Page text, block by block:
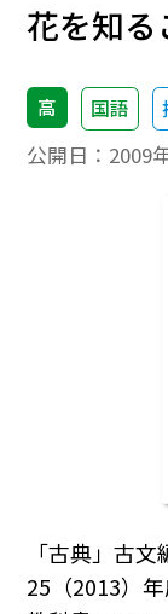
花を知る
高 国語
公開日： 2009
「古典」古
25（2013）